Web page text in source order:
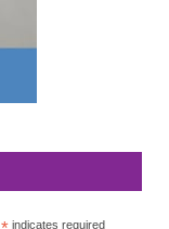
indicates required